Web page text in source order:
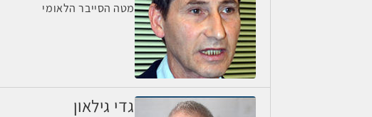
מטה הסייבר הלאומי
גדי גילאון